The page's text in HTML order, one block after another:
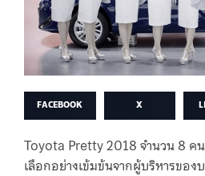
FACEBOOK X
Toyota Pretty 2018 จำนวน 8 ค
เลือกอย่างเข้มข้นจากผู้บริหารขอ